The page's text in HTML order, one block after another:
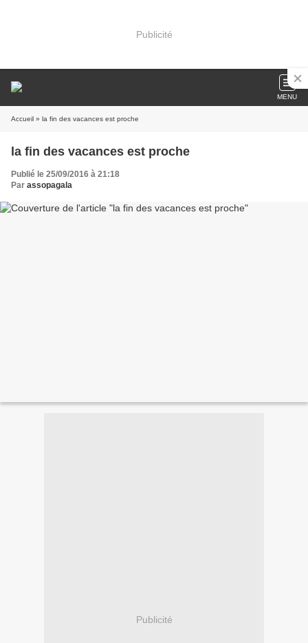
Publicité
MENU
Accueil » la fin des vacances est proche
la fin des vacances est proche
Publié le 25/09/2016 à 21:18
Par assopagala
Publicité